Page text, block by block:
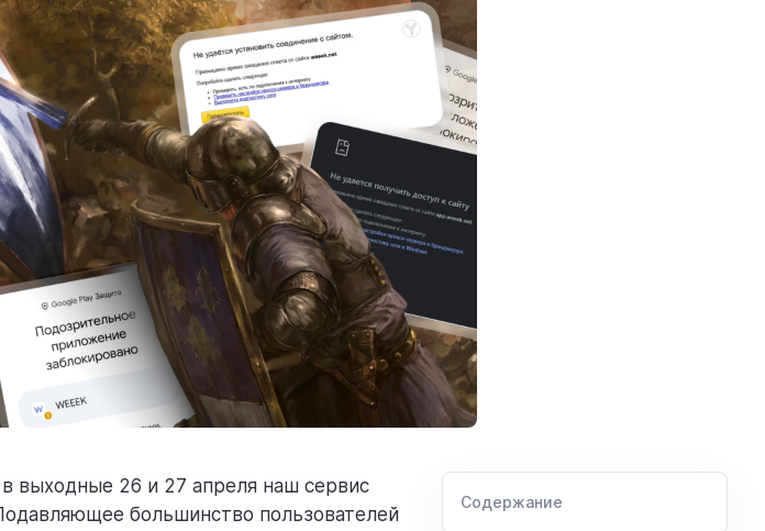
выходные 26 и 27 апреля наш сервис
большинство пользователей
Содержание